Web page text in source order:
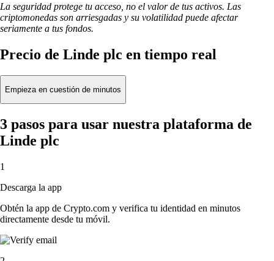
La seguridad protege tu acceso, no el valor de tus activos. Las
criptomonedas son arriesgadas y su volatilidad puede afectar
seriamente a tus fondos.
Precio de Linde plc en tiempo real
Empieza en cuestión de minutos
3 pasos para usar nuestra plataforma de
Linde plc
1
Descarga la app
Obtén la app de Crypto.com y verifica tu identidad en minutos
directamente desde tu móvil.